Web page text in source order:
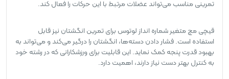
تمرینی مناسب می‌تواند عضلات مرتبط با این حرکات را فعال کند.
قیچی مچ متغیر شماره انداز لوتوس برای تمرین انگشتان نیز قابل
استفاده است. فشار دادن دسته‌ها، انگشتان را درگیر می‌کند و می‌تواند به
بهبود قدرت پنجه کمک نماید. این قابلیت برای ورزشکارانی که در رشته خود
به کنترل بهتر دست نیاز دارند، اهمیت دارد.